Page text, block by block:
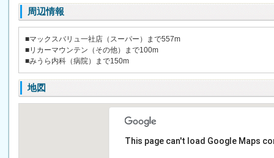
周辺情報
■マックスバリュ一社店（スーパー）まで557m
■リカーマウンテン（その他）まで100m
■みうら内科（病院）まで150m
地図
This page can't load Google Maps